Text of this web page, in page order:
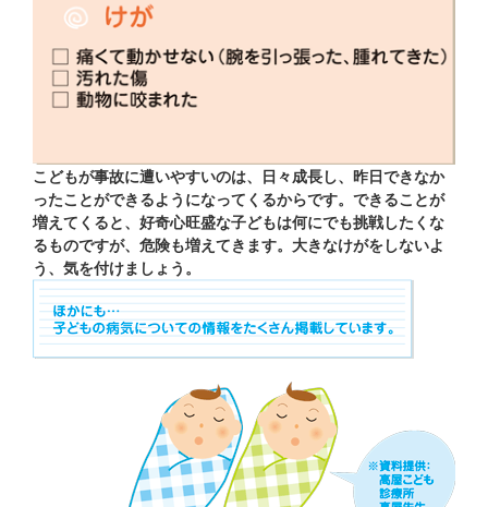
こどもが事故に遭いやすいのは、日々成長し、昨日できなか
ったことができるようになってくるからです。できることが
増えてくると、好奇心旺盛な子どもは何にでも挑戦したくな
るものですが、危険も増えてきます。大きなけがをしないよ
う、気を付けましょう。